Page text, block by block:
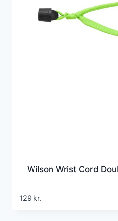
Wilson Wrist Cord
129 kr.